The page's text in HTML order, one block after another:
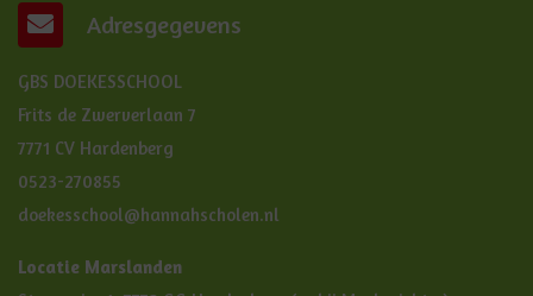
Adresgegevens
GBS DOEKESSCHOOL
Frits de Zwerverlaan 7
7771 CV Hardenberg
0523-270855
doekesschool@hannahscholen.nl
Locatie Marslanden